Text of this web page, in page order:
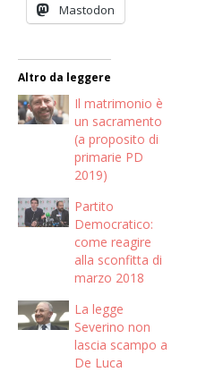
Mastodon
Altro da leggere
Il matrimonio è
un sacramento
(a proposito di
primarie PD
2019)
Partito
Democratico:
come reagire
alla sconfitta di
marzo 2018
La legge
Severino non
lascia scampo a
De Luca